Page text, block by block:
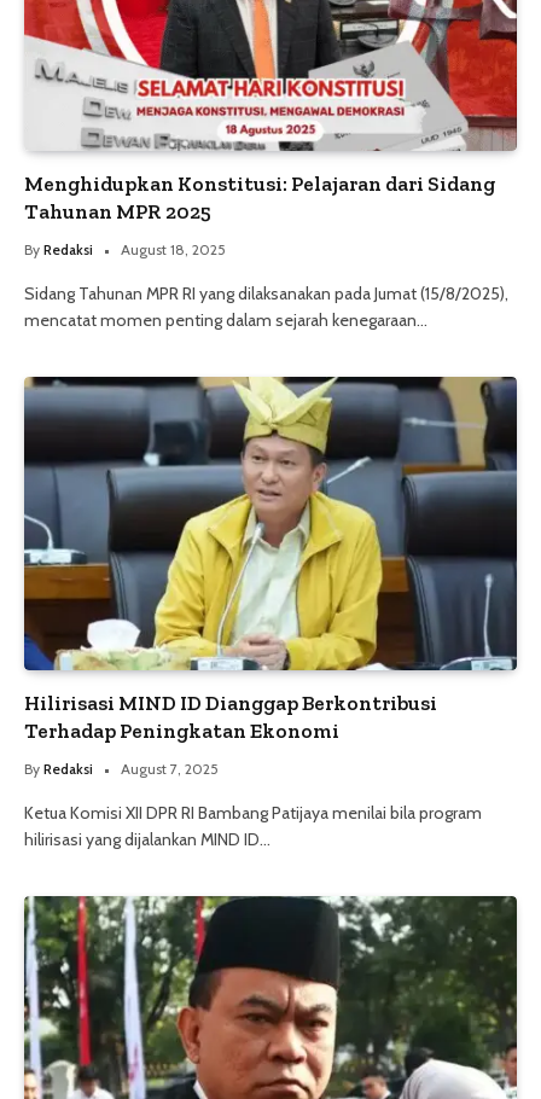
Menghidupkan Konstitusi: Pelajaran dari Sidang
Tahunan MPR 2025
By Redaksi August 18, 2025
Sidang Tahunan MPR RI yang dilaksanakan pada Jumat (15/8/2025),
mencatat momen penting dalam sejarah kenegaraan…
Hilirisasi MIND ID Dianggap Berkontribusi
Terhadap Peningkatan Ekonomi
By Redaksi August 7, 2025
Ketua Komisi XII DPR RI Bambang Patijaya menilai bila program
hilirisasi yang dijalankan MIND ID…